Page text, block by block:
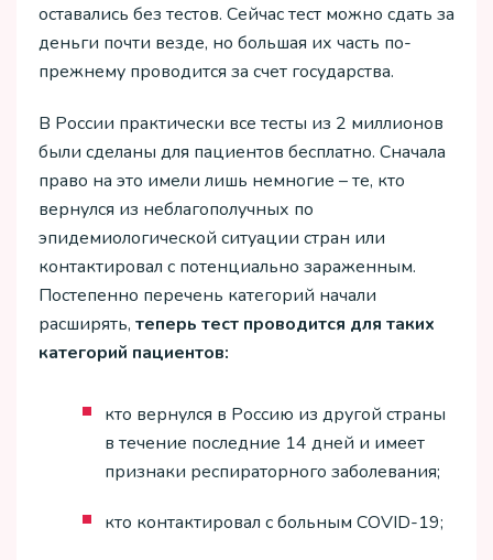
оставались без тестов. Сейчас тест можно сдать за
деньги почти везде, но большая их часть по-
прежнему проводится за счет государства.
В России практически все тесты из 2 миллионов
были сделаны для пациентов бесплатно. Сначала
право на это имели лишь немногие – те, кто
вернулся из неблагополучных по
эпидемиологической ситуации стран или
контактировал с потенциально зараженным.
Постепенно перечень категорий начали
расширять, теперь тест проводится для таких
категорий пациентов:
кто вернулся в Россию из другой страны
в течение последние 14 дней и имеет
признаки респираторного заболевания;
кто контактировал с больным COVID-19;